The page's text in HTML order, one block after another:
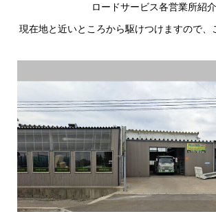
ロードサービス各営業所紹介
現在地と近いところから駆けつけますので、